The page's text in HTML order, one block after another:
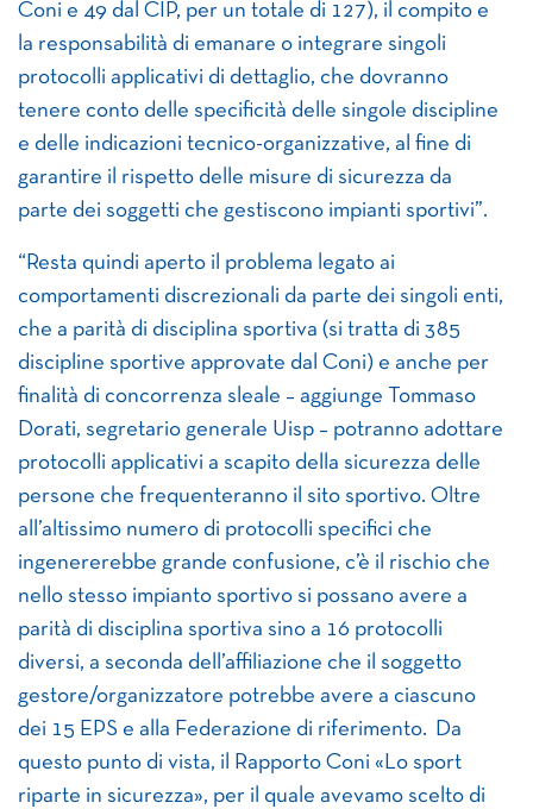
Coni e 49 dal CIP, per un totale di 127), il compito e
la responsabilità di emanare o integrare singoli
protocolli applicativi di dettaglio, che dovranno
tenere conto delle specificità delle singole discipline
e delle indicazioni tecnico-organizzative, al fine di
garantire il rispetto delle misure di sicurezza da
parte dei soggetti che gestiscono impianti sportivi”.
“Resta quindi aperto il problema legato ai
comportamenti discrezionali da parte dei singoli enti,
che a parità di disciplina sportiva (si tratta di 385
discipline sportive approvate dal Coni) e anche per
finalità di concorrenza sleale – aggiunge Tommaso
Dorati, segretario generale Uisp – potranno adottare
protocolli applicativi a scapito della sicurezza delle
persone che frequenteranno il sito sportivo. Oltre
all’altissimo numero di protocolli specifici che
ingenererebbe grande confusione, c’è il rischio che
nello stesso impianto sportivo si possano avere a
parità di disciplina sportiva sino a 16 protocolli
diversi, a seconda dell’affiliazione che il soggetto
gestore/organizzatore potrebbe avere a ciascuno
dei 15 EPS e alla Federazione di riferimento. Da
questo punto di vista, il Rapporto Coni «Lo sport
riparte in sicurezza», per il quale avevamo scelto di